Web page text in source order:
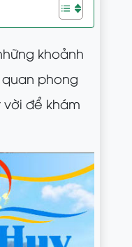
khoảnh
phong
để khám